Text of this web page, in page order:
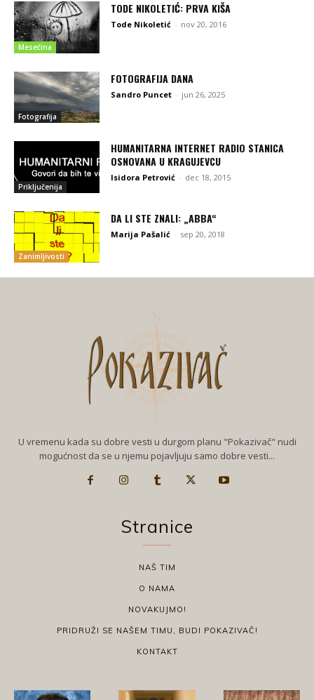
Mesečina
TODE NIKOLETIĆ: PRVA KIŠA
Tode Nikoletić - nov 20, 2016
Fotografija
FOTOGRAFIJA DANA
Sandro Puncet - jun 26, 2025
Priključenija
HUMANITARNA INTERNET RADIO STANICA
OSNOVANA U KRAGUJEVCU
Isidora Petrović - dec 18, 2015
Zanimljivosti
DA LI STE ZNALI: „ABBA“
Marija Pašalić - sep 20, 2018
U vremenu kada su dobre vesti u durgom planu "Pokazivač" nudi
mogućnost da se u njemu pojavljuju samo dobre vesti...
Stranice
NAŠ TIM
O NAMA
NOVAKUJMO!
PRIDRUŽI SE NAŠEM TIMU, BUDI POKAZIVAČ!
KONTAKT